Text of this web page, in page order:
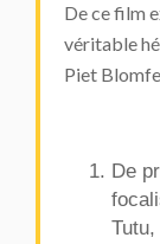
De ce film
véritable
Piet
De
Tutu,